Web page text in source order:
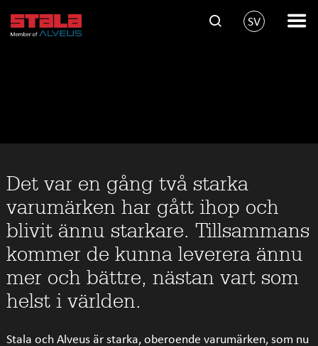
SV
Det var en gång två starka
varumärken har gått ihop och
blivit ännu starkare. Tillsammans
kommer de kunna leverera ännu
mer och bättre, nästan vart som
helst i världen.
Stala och Alveus är starka, oberoende varumärken, som nu